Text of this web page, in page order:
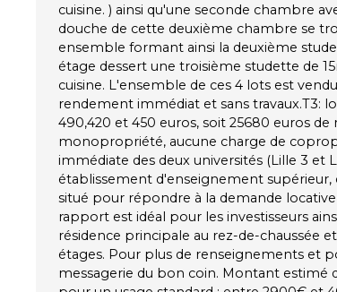
cuisine. ) ainsi qu'une seconde chambre
douche de cette deuxième chambre se
ensemble formant ainsi la deuxième
étage dessert une troisième studette de
cuisine. L'ensemble de ces 4 lots est
rendement immédiat et sans travaux.T3:
490,420 et 450 euros, soit 25680 euros
monopropriété, aucune charge de
immédiate des deux universités (Lille 3 et
établissement d'enseignement
situé pour répondre à la demande
rapport est idéal pour les investisseurs
résidence principale au rez-de-chaussée
étages. Pour plus de renseignements et
messagerie du bon coin. Montant estimé